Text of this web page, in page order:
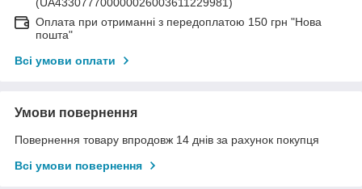
Оплата при отриманні з передоплатою 150 грн "Нова
пошта"
Всі умови оплати
Умови повернення
Повернення товару впродовж 14 днів за рахунок покупця
Всі умови повернення